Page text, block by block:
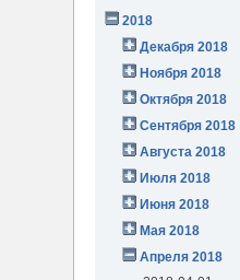
2018
Декабря 2018
Ноября 2018
Октября 2018
Сентября 2018
Августа 2018
Июля 2018
Июня 2018
Мая 2018
Апреля 2018